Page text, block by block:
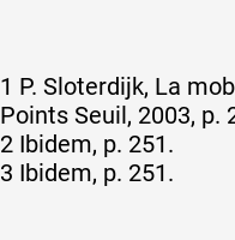
1 P. Sloterdijk, La
Points Seuil, 2003, p.
2 Ibidem, p. 251.
3 Ibidem, p. 251.